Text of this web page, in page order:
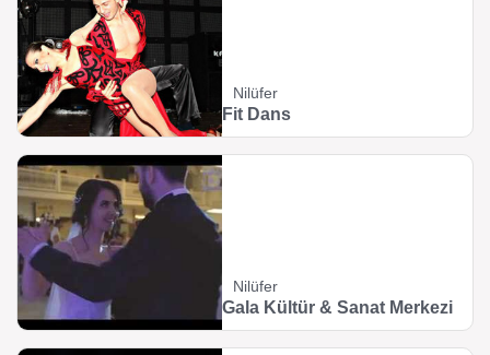
Nilüfer
Fit Dans
Nilüfer
Gala Kültür & Sanat Merkezi